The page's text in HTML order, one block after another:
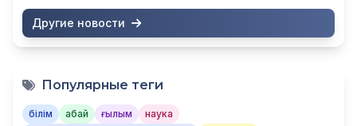
Другие новости
Популярные теги
білім абай ғылым
наука